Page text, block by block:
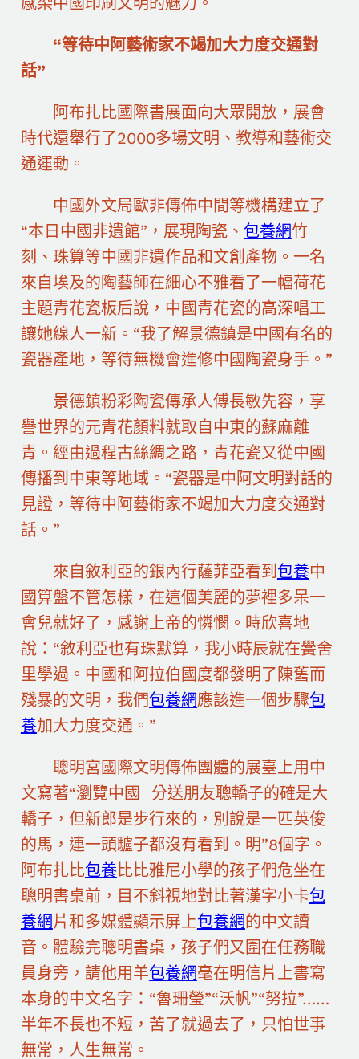
“等待中阿藝術家不竭加大力度交通對
話”
阿布扎比國際書展面向大眾開放，展會
時代還舉行了2000多場文明、教導和藝術交
通運動。
中國外文局歐非傳佈中間等機構建立了
“本日中國非遺館”，展現陶瓷、 包養網竹
刻、珠算等中國非遺作品和文創產物。一名
來自埃及的陶藝師在細心不雅看了一幅荷花
主題青花瓷板后說，中國青花瓷的高深唱工
讓她線人一新。“我了解景德鎮是中國有名的
瓷器產地，等待無機會進修中國陶瓷身手。”
景德鎮粉彩陶瓷傳承人傅長敏先容，享
譽世界的元青花顏料就取自中東的蘇麻離
青。經由過程古絲綢之路，青花瓷又從中國
傳播到中東等地域。“瓷器是中阿文明對話的
見證，等待中阿藝術家不竭加大力度交通對
話。”
來自敘利亞的銀內行薩菲亞看到 包養中
國算盤不管怎樣，在這個美麗的夢裡多呆一
會兒就好了，感謝上帝的憐憫。時欣喜地
說：“敘利亞也有珠默算，我小時辰就在黌舍
里學過。中國和阿拉伯國度都發明了陳舊而
殘暴的文明，我們包養網應該進一個步驟包
養加大力度交通。”
聰明宮國際文明傳佈團體的展臺上用中
文寫著“瀏覽中國 分送朋友聰轎子的確是大
轎子，但新郎是步行來的，別說是一匹英俊
的馬，連一頭驢子都沒有看到。明”8個字。
阿布扎比包養比比雅尼小學的孩子們危坐在
聰明書桌前，目不斜視地對比著漢字小卡包
養網片和多媒體顯示屏上包養網的中文讀
音。體驗完聰明書桌，孩子們又圍在任務職
員身旁，請他用羊包養網毫在明信片上書寫
本身的中文名字：“魯珊瑩”“沃帆”“努拉”……
半年不長也不短，苦了就過去了，只怕世事
無常，人生無常。